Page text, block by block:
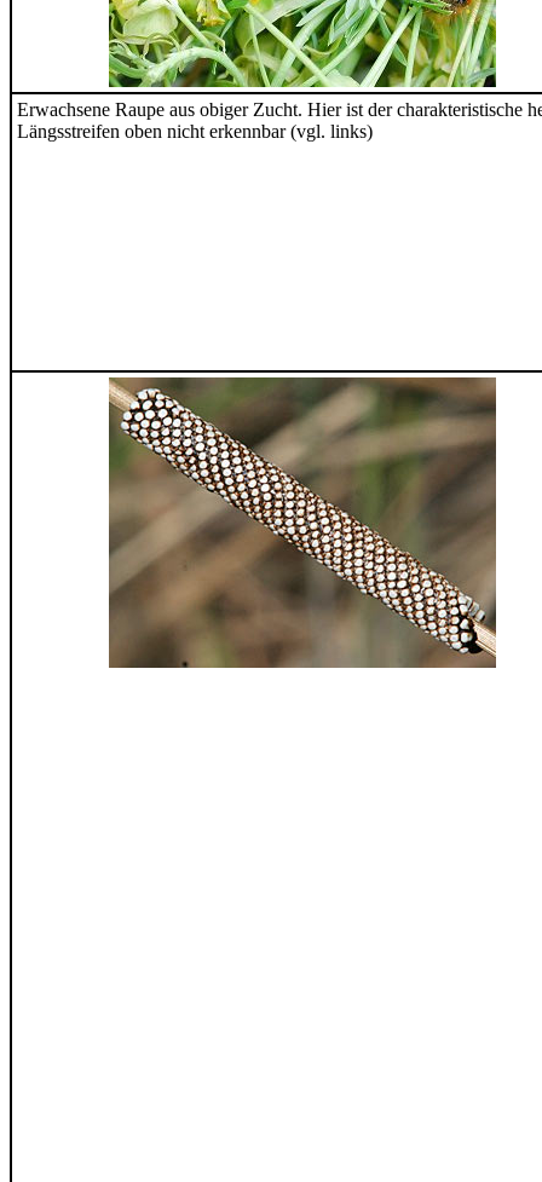
Erwachsene Raupe aus obiger Zucht. Hier ist der charakteristische
Längsstreifen oben nicht erkennbar (vgl. links)